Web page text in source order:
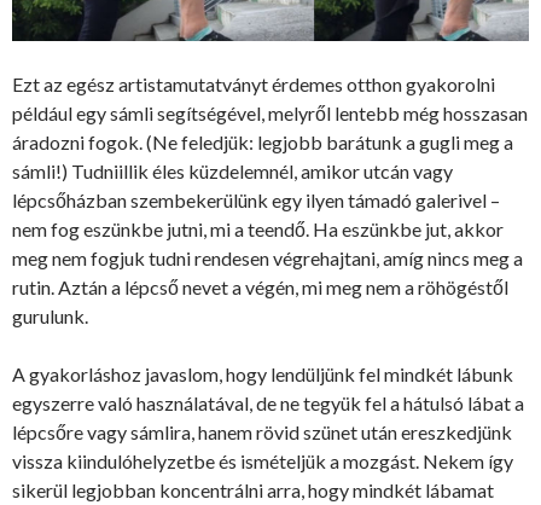
Ezt az egész artistamutatványt érdemes otthon gyakorolni
például egy sámli segítségével, melyről lentebb még hosszasan
áradozni fogok. (Ne feledjük: legjobb barátunk a gugli meg a
sámli!) Tudniillik éles küzdelemnél, amikor utcán vagy
lépcsőházban szembekerülünk egy ilyen támadó galerivel –
nem fog eszünkbe jutni, mi a teendő. Ha eszünkbe jut, akkor
meg nem fogjuk tudni rendesen végrehajtani, amíg nincs meg a
rutin. Aztán a lépcső nevet a végén, mi meg nem a röhögéstől
gurulunk.
A gyakorláshoz javaslom, hogy lendüljünk fel mindkét lábunk
egyszerre való használatával, de ne tegyük fel a hátulsó lábat a
lépcsőre vagy sámlira, hanem rövid szünet után ereszkedjünk
vissza kiindulóhelyzetbe és ismételjük a mozgást. Nekem így
sikerül legjobban koncentrálni arra, hogy mindkét lábamat